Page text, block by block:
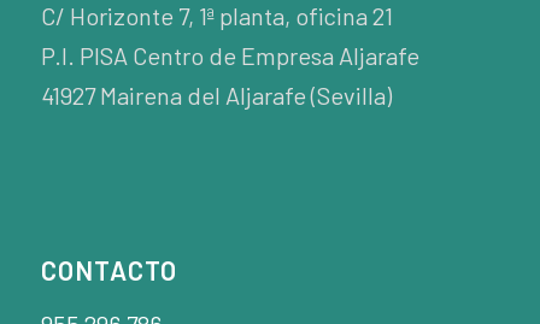
C/ Horizonte 7, 1ª planta, oficina 21
P.I. PISA Centro de Empresa Aljarafe
41927 Mairena del Aljarafe (Sevilla)
CONTACTO